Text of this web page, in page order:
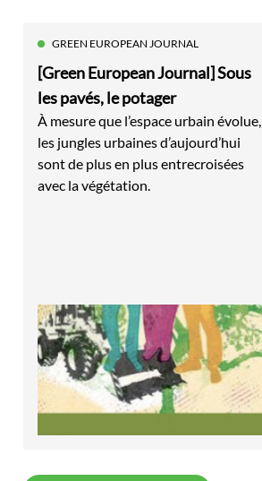
GREEN EUROPEAN JOURNAL
[Green European Journal] Sous
les pavés, le potager
À mesure que l’espace urbain évolue,
les jungles urbaines d’aujourd’hui
sont de plus en plus entrecroisées
avec la végétation.